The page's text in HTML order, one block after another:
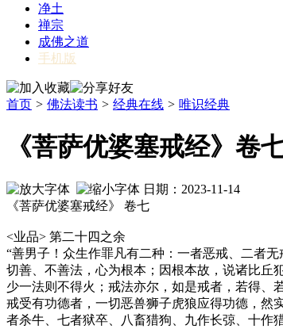
净土
禅宗
成佛之道
手机版
首页 > 佛法读书 > 经典在线 > 唯识经典
《菩萨优婆塞戒经》卷
日期：2023-11-14
《菩萨优婆塞戒经》 卷七
<业品> 第二十四之余
“善男子！众生作罪凡有二种：一者恶戒、二者
切善、不善法，心为根本；因根本故，说诸比丘
少一法则不得火；戒法亦尔，如是戒者，若得、
戒受有功德者，一切恶兽狮子虎狼应得功德，然
者杀牛、七者狱卒、八畜猎狗、九作长弶、十作